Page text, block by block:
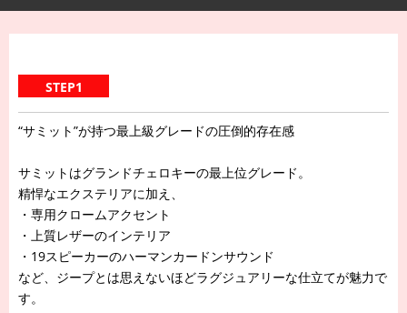
STEP1
“サミット”が持つ最上級グレードの圧倒的存在感
サミットはグランドチェロキーの最上位グレード。
精悍なエクステリアに加え、
・専用クロームアクセント
・上質レザーのインテリア
・19スピーカーのハーマンカードンサウンド
など、ジープとは思えないほどラグジュアリーな仕立てが魅力で
す。